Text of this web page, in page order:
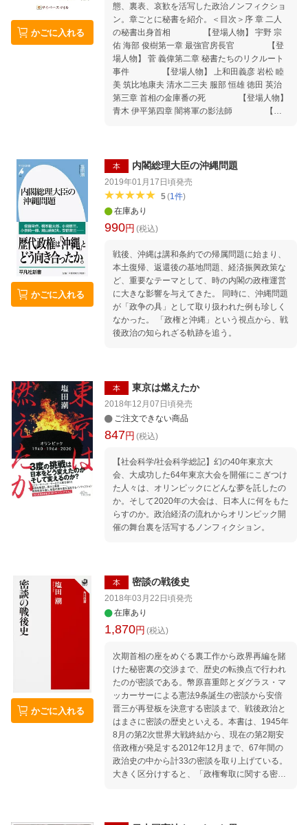
かごに入れる
態、裏表、哀歓を活写した政治ノンフィクショ
ン。章ごとに秘書を紹介。＜目次＞序 章 二人
の秘書出身首相 【登場人物】 宇野 宗
佑 海部 俊樹第一章 最強官房長官 【登
場人物】 菅 義偉第二章 秘書たちのリクルート
事件 【登場人物】 上和田義彦 岩松 睦
美 筑比地康夫 清水二三夫 服部 恒雄 徳田 英治
第三章 首相の金庫番の死 【登場人物】
青木 伊平第四章 闇将軍の影法師 【登
葉 澄雄 大津 正第七章 帰らざる青雲
【登場人物】 中川 一郎 鈴木 宗男 岩元 力第八
章 悲哀の戦略 【登場人物】 伊藤 昌哉
楠田 実 中村慶一郎終 章 黒子たちの政権党
【登場人物】 依岡 顕知 佐藤 春重
かごに入れる
本 内閣総理大臣の沖縄問題
2019年01月17日頃発売
5(1件)
在庫あり
990円 (税込)
戦後、沖縄は講和条約での帰属問題に始まり、
本土復帰、返還後の基地問題、経済振興政策な
ど、重要なテーマとして、時の内閣の政権運営
に大きな影響を与えてきた。 同時に、沖縄問題
が「政争の具」として取り扱われた例も珍しく
なかった。 「政権と沖縄」という視点から、戦
後政治の知られざる軌跡を追う。
本 東京は燃えたか
2018年12月07日頃発売
ご注文できない商品
847円 (税込)
【社会科学/社会科学総記】幻の40年東京大
会、大成功した64年東京大会を開催にこぎつけ
た人々は、オリンピックにどんな夢を託したの
か。そして2020年の大会は、日本人に何をもた
らすのか。政治経済の流れからオリンピック開
催の舞台裏を活写するノンフィクション。
かごに入れる
本 密談の戦後史
2018年03月22日頃発売
在庫あり
1,870円 (税込)
次期首相の座をめぐる裏工作から政界再編を賭
けた秘密裏の交渉まで、歴史の転換点で行われ
たのが密談である。幣原喜重郎とダグラス・マ
ッカーサーによる憲法9条誕生の密談から安倍
晋三が再登板を決意する密談まで、戦後政治と
はまさに密談の歴史といえる。本書は、1945年
8月の第2次世界大戦終結から、現在の第2期安
倍政権が発足する2012年12月まで、67年間の
政治史の中から計33の密談を取り上げている。
大きく区分けすると、「政権奪取に関する密